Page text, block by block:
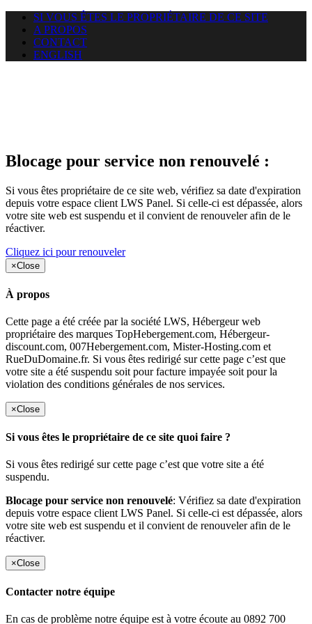
SI VOUS ÊTES LE PROPRIÉTAIRE DE CE SITE
A PROPOS
CONTACT
ENGLISH
Blocage pour service non renouvelé :
Si vous êtes propriétaire de ce site web, vérifiez sa date d'expiration
depuis votre espace client LWS Panel. Si celle-ci est dépassée, alors
votre site web est suspendu et il convient de renouveler afin de le
réactiver.
Cliquez ici pour renouveler
×Close
À propos
Cette page a été créée par la société LWS, Hébergeur web
propriétaire des marques TopHebergement.com, Hébergeur-
discount.com, 007Hebergement.com, Mister-Hosting.com et
RueDuDomaine.fr. Si vous êtes redirigé sur cette page c’est que
votre site a été suspendu soit pour facture impayée soit pour la
violation des conditions générales de nos services.
×Close
Si vous êtes le propriétaire de ce site quoi faire ?
Si vous êtes redirigé sur cette page c’est que votre site a été
suspendu.
Blocage pour service non renouvelé: Vérifiez sa date d'expiration
depuis votre espace client LWS Panel. Si celle-ci est dépassée, alors
votre site web est suspendu et il convient de renouveler afin de le
réactiver.
×Close
Contacter notre équipe
En cas de problème notre équipe est à votre écoute au 0892 700